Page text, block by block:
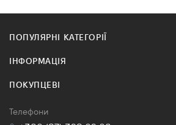
ПОПУЛЯРНІ КАТЕГОРІЇ
ІНФОРМАЦІЯ
ПОКУПЦЕВІ
Телефони